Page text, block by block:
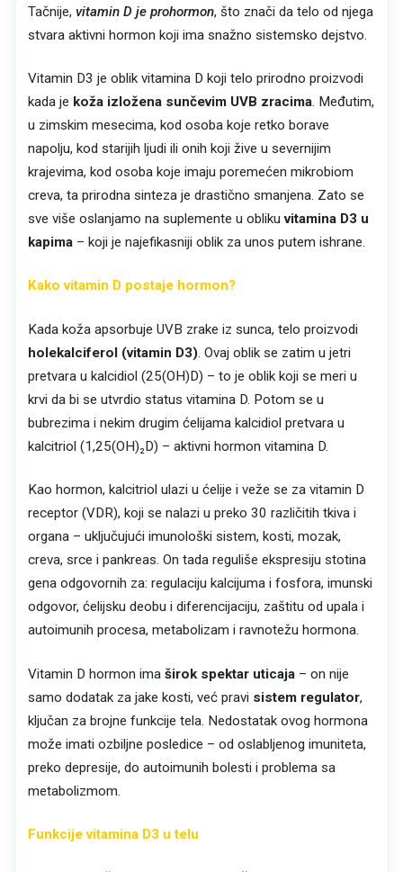
Tačnije, vitamin D je prohormon, što znači da telo od njega
stvara aktivni hormon koji ima snažno sistemsko dejstvo.
Vitamin D3 je oblik vitamina D koji telo prirodno proizvodi
kada je koža izložena sunčevim UVB zracima. Međutim,
u zimskim mesecima, kod osoba koje retko borave
napolju, kod starijih ljudi ili onih koji žive u severnijim
krajevima, kod osoba koje imaju poremećen mikrobiom
creva, ta prirodna sinteza je drastično smanjena. Zato se
sve više oslanjamo na suplemente u oblikuvitamina D3 u
kapima– koji je najefikasniji oblik za unos putem ishrane.
Kako vitamin D postaje hormon?
Kada koža apsorbuje UVB zrake iz sunca, telo proizvodi
holekalciferol (vitamin D3). Ovaj oblik se zatim u jetri
pretvara u kalcidiol (25(OH)D) – to je oblik koji se meri u
krvi da bi se utvrdio status vitamina D. Potom se u
bubrezima i nekim drugim ćelijama kalcidiol pretvara u
kalcitriol (1,25(OH)₂D) – aktivni hormon vitamina D.
Kao hormon, kalcitriol ulazi u ćelije i veže se za vitamin D
receptor (VDR), koji se nalazi u preko 30 različitih tkiva i
organa – uključujući imunološki sistem, kosti, mozak,
creva, srce i pankreas. On tada reguliše ekspresiju stotina
gena odgovornih za: regulaciju kalcijuma i fosfora, imunski
odgovor, ćelijsku deobu i diferencijaciju, zaštitu od upala i
autoimunih procesa, metabolizam i ravnotežu hormona.
Vitamin D hormon imaširok spektar uticaja– on nije
samo dodatak za jake kosti, već pravi sistem regulator,
ključan za brojne funkcije tela. Nedostatak ovog hormona
može imati ozbiljne posledice – od oslabljenog imuniteta,
preko depresije, do autoimunih bolesti i problema sa
metabolizmom.
Funkcije vitamina D3 u telu